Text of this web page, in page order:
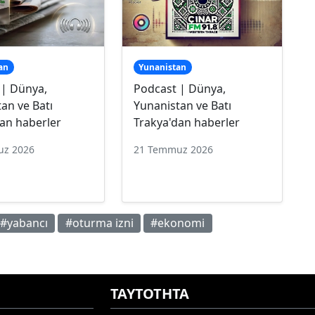
Dünya,
ve Batı
haberler
2026
Yunanistan
Podcast | Dünya,
Yunanistan ve Batı
Trakya'dan haberler
21 Temmuz 2026
#yabancı #oturma izni #ekonomi
ΤΑΥΤΟΤΗΤΑ